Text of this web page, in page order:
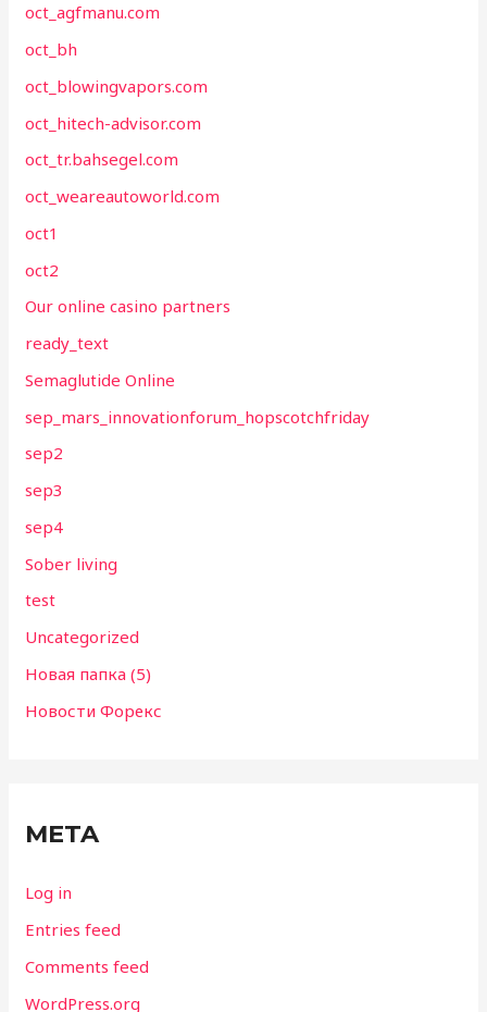
oct_agfmanu.com
oct_bh
oct_blowingvapors.com
oct_hitech-advisor.com
oct_tr.bahsegel.com
oct_weareautoworld.com
oct1
oct2
Our online casino partners
ready_text
Semaglutide Online
sep_mars_innovationforum_hopscotchfriday
sep2
sep3
sep4
Sober living
test
Uncategorized
Новая папка (5)
Новости Форекс
META
Log in
Entries feed
Comments feed
WordPress.org